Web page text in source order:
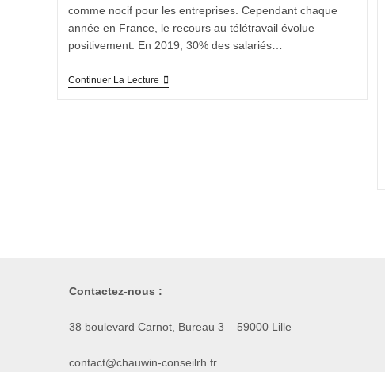
comme nocif pour les entreprises. Cependant chaque
année en France, le recours au télétravail évolue
positivement. En 2019, 30% des salariés…
Continuer La Lecture
Contactez-nous :
38 boulevard Carnot, Bureau 3 – 59000 Lille
contact@chauwin-conseilrh.fr